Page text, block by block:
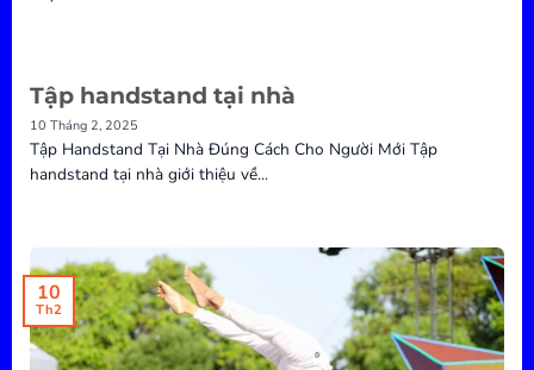
Tập handstand tại nhà
10 Tháng 2, 2025
Tập Handstand Tại Nhà Đúng Cách Cho Người Mới Tập
handstand tại nhà giới thiệu về...
10
Th2